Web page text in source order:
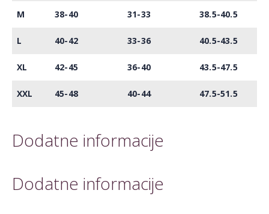
M 38-40 31-33 38.5-40.5
L 40-42 33-36 40.5-43.5
XL 42-45 36-40 43.5-47.5
XXL 45-48 40-44 47.5-51.5
Dodatne informacije
Dodatne informacije